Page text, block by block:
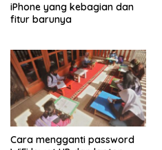
iPhone yang kebagian dan
fitur barunya
Cara mengganti password